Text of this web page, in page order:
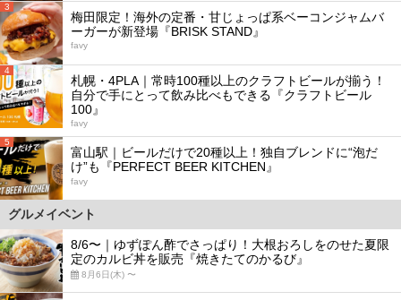
3
梅田限定！海外の定番・甘じょっぱ系ベーコンジャムバ
ーガーが新登場『BRISK STAND』
favy
4
札幌・4PLA｜常時100種以上のクラフトビールが揃う！
自分で手にとって飲み比べもできる『クラフトビール
100』
favy
5
富山駅｜ビールだけで20種以上！独自ブレンドに“泡だ
け”も『PERFECT BEER KITCHEN』
favy
グルメイベント
8/6〜｜ゆずぽん酢でさっぱり！大根おろしをのせた夏限
定のカルビ丼を販売『焼きたてのかるび』
8月6日(木) 〜